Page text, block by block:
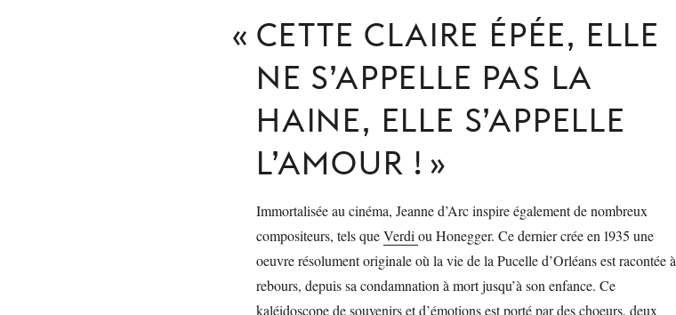
CETTE CLAIRE ÉPÉE, ELLE
NE S’APPELLE PAS LA
HAINE, ELLE S’APPELLE
L’AMOUR !
Immortalisée au cinéma, Jeanne d’Arc inspire également de nombreux
compositeurs, tels queVerdi ou Honegger. Ce dernier crée en 1935 une
oeuvre résolument originale où la vie de la Pucelle d’Orléans est racontée à
rebours, depuis sa condamnation à mort jusqu’à son enfance. Ce
kaléidoscope de souvenirs et d’émotions est porté par des choeurs, deux